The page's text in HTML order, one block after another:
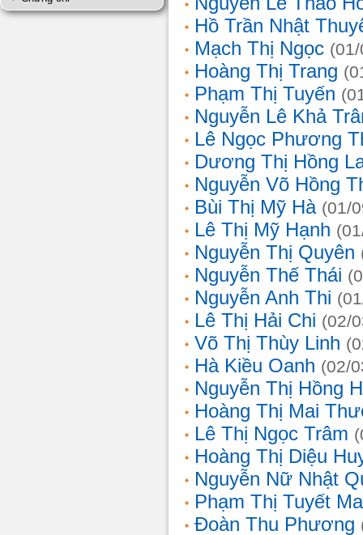
Hồ Trần Nhật
Mạch Thị Ngọc
Hoàng Thị Trang
Phạm Thị Tuyến
Nguyễn Lê Khả
Lê Ngọc Phương
Dương Thị Hồng
Nguyễn Võ Hồng
Bùi Thị Mỹ Hà (01/
Lê Thị Mỹ Hạnh
Nguyễn Thị Quyên
Nguyễn Thế Thái
Nguyễn Anh Thi
Lê Thị Hải Chi (02/
Võ Thị Thùy Linh
Hà Kiều Oanh (02/
Nguyễn Thị Hồng
Hoàng Thị Mai
Lê Thị Ngọc Trâm
Hoàng Thị Diệu
Nguyễn Nữ Nhật
Phạm Thị Tuyết
Đoàn Thu Phương